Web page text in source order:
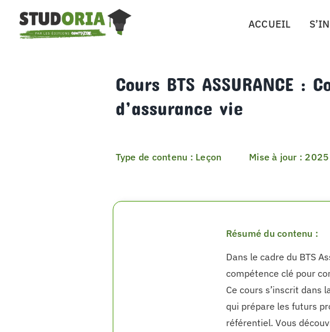
contenu
ACCUEIL
Cours BTS ASSURANCE
d’assurance vie
Type de contenu : Leçon Mise à jour : 2025
Résumé du contenu :
Dans le cadre du BTS
compétence clé pour
Ce cours s’inscrit dans
qui prépare les futurs
référentiel. Vous